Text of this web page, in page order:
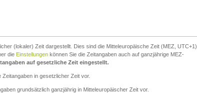
(lokaler) Zeit dargestellt. Dies sind die Mitteleuropäische Zeit (MEZ, UTC+1)
die Einstellungen können Sie die Zeitangaben auch auf ganzjährige MEZ-
auf gesetzliche Zeit eingestellt.
Zeitangaben in gesetzlicher Zeit vor.
grundsätzlich ganzjährig in Mitteleuropäischer Zeit vor.